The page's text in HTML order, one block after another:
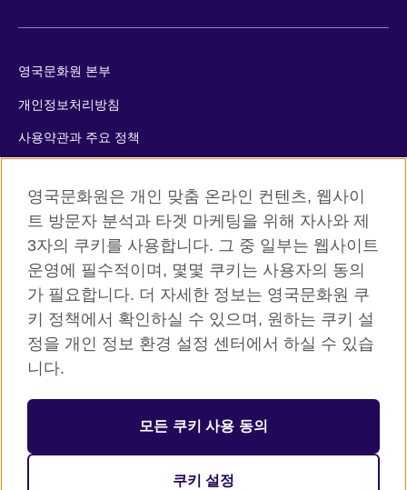
영국문화원 본부
개인정보처리방침
사용약관과 주요 정책
사이트맵
© 2026 British Council
The United Kingdom’s international organisation for cultural
relations and educational opportunities. A registered charity:
209131 (England and Wales) SC037733 (Scotland)
서울시 중구 서소문로 11길 19 (정동 34-5 배재정동빌딩B동) 2층
주한영국문화원 (우) 04516
대표전화: 사무소 02 3702 0601 성인 어학원 1522 8006 어린이
어학원 1522 5009 / 팩스: 02 3702 0660
영국문화원은 개인 맞춤 온라인 컨텐츠, 웹사이
트 방문자 분석과 타겟 마케팅을 위해 자사와 제
3자의 쿠키를 사용합니다. 그 중 일부는 웹사이트
운영에 필수적이며, 몇몇 쿠키는 사용자의 동의
가 필요합니다. 더 자세한 정보는 영국문화원 쿠
키 정책에서 확인하실 수 있으며, 원하는 쿠키 설
정을 개인 정보 환경 설정 센터에서 하실 수 있습
니다.
모든 쿠키 사용 동의
쿠키 설정